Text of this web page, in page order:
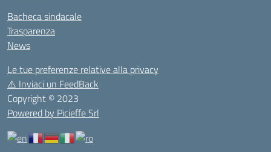
Bacheca sindacale
Trasparenza
News
Le tue preferenze relative alla privacy
⚠️ Inviaci un FeedBack
Copyright © 2023
Powered by Picieffe Srl